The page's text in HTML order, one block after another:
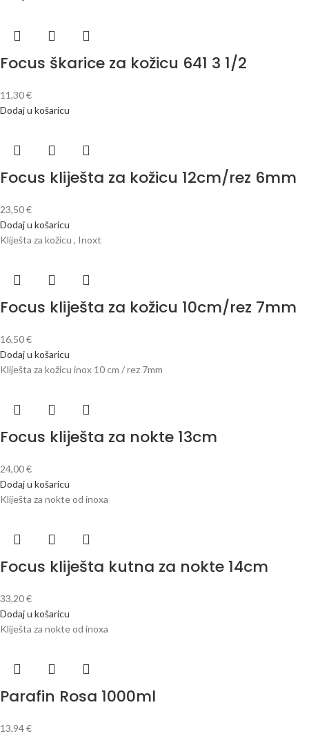
Focus škarice za kožicu 641 3 1/2
11,30€
Dodaj u košaricu
Focus kliješta za kožicu 12cm/rez 6mm
23,50€
Dodaj u košaricu
Kliješta za kožicu , Inoxt
Focus kliješta za kožicu 10cm/rez 7mm
16,50€
Dodaj u košaricu
Kliješta za kožicu inox 10 cm / rez 7mm
Focus kliješta za nokte 13cm
24,00€
Dodaj u košaricu
Kliješta za nokte od inoxa
Focus kliješta kutna za nokte 14cm
33,20€
Dodaj u košaricu
Kliješta za nokte od inoxa
Parafin Rosa 1000ml
13,94€